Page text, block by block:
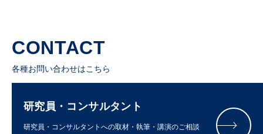
CONTACT
各種お問い合わせはこちら
研究員・コンサルタント
研究員・コンサルタントへの取材・執筆・講演のご相談